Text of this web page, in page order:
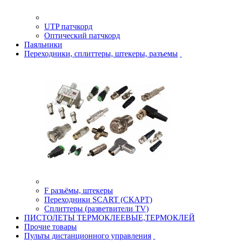
UTP патчкорд
Оптический патчкорд
Паяльники
Переходники, сплиттеры, штекеры, разъемы
F разьёмы, штекеры
Переходники SCART (СКАРТ)
Сплиттеры (разветвители TV)
ПИСТОЛЕТЫ ТЕРМОКЛЕЕВЫЕ,ТЕРМОКЛЕЙ
Прочие товары
Пульты дистанционного управления